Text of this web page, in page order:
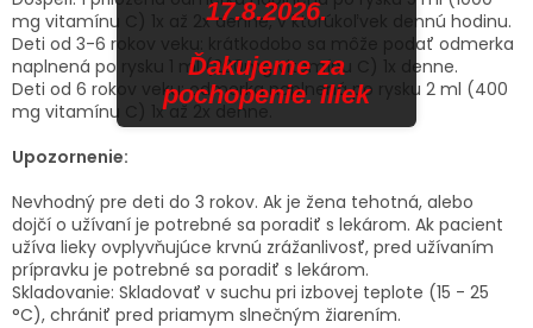
mg vitamínu C) 1x až 2x denne, v ktorúkoľvek dennú hodinu.
Deti od 3-6 rokov veku: krátkodobo sa môže podať odmerka
naplnená po rysku 1 ml (200mg vitamínu C) 1x denne.
Deti od 6 rokov veku: odmerka naplnená po rysku 2 ml (400
mg vitamínu C) 1x až 2x denne.
Upozornenie:
Nevhodný pre deti do 3 rokov. Ak je žena tehotná, alebo
dojčí o užívaní je potrebné sa poradiť s lekárom. Ak pacient
užíva lieky ovplyvňujúce krvnú zrážanlivosť, pred užívaním
prípravku je potrebné sa poradiť s lekárom.
Skladovanie: Skladovať v suchu pri izbovej teplote (15 - 25
°C), chrániť pred priamym slnečným žiarením.
17.8.2026.
Ďakujeme za
pochopenie. iliek